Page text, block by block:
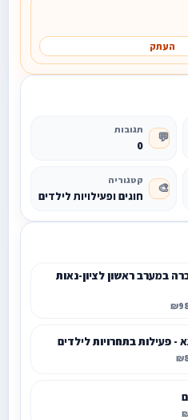
העתק
💬 תגובות
0
🎨 קטגוריה
חוגים ופעילויות לילדים
במערב ראשון לציון-נאות
- פעילות בתחרויות לילדים